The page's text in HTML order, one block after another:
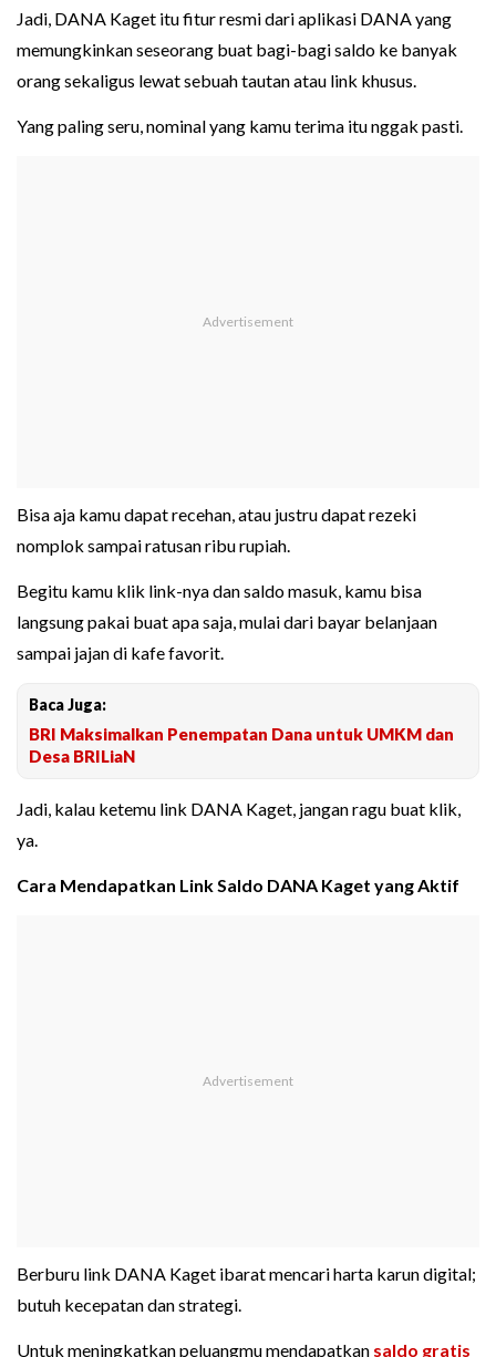
Jadi, DANA Kaget itu fitur resmi dari aplikasi DANA yang
memungkinkan seseorang buat bagi-bagi saldo ke banyak
orang sekaligus lewat sebuah tautan atau link khusus.
Yang paling seru, nominal yang kamu terima itu nggak pasti.
Bisa aja kamu dapat recehan, atau justru dapat rezeki
nomplok sampai ratusan ribu rupiah.
Begitu kamu klik link-nya dan saldo masuk, kamu bisa
langsung pakai buat apa saja, mulai dari bayar belanjaan
sampai jajan di kafe favorit.
Baca Juga:
BRI Maksimalkan Penempatan Dana untuk UMKM dan
Desa BRILiaN
Jadi, kalau ketemu link DANA Kaget, jangan ragu buat klik,
ya.
Cara Mendapatkan Link Saldo DANA Kaget yang Aktif
Berburu link DANA Kaget ibarat mencari harta karun digital;
butuh kecepatan dan strategi.
Untuk meningkatkan peluangmu mendapatkan saldo gratis